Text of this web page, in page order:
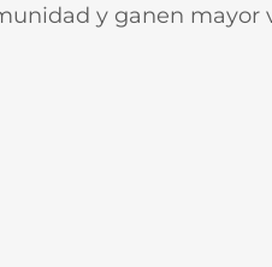
y ganen mayor